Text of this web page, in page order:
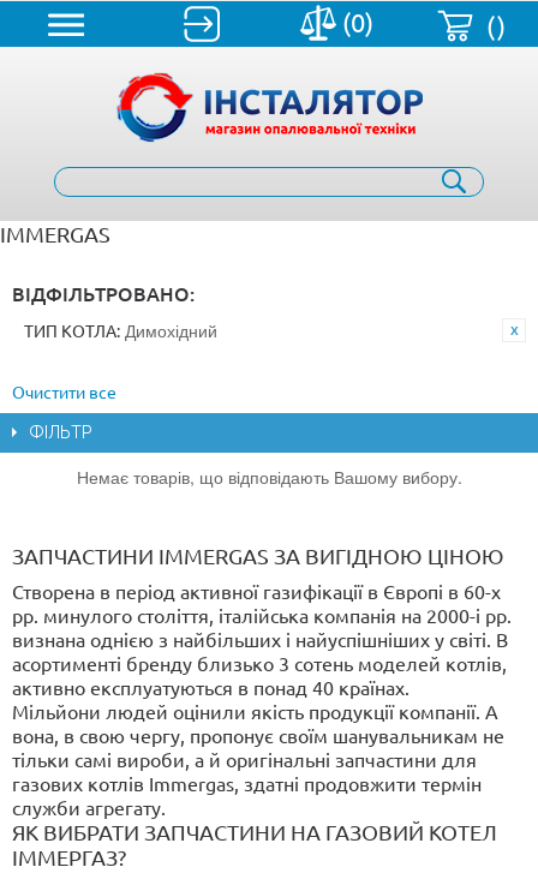
(0) ()
IMMERGAS
ВІДФІЛЬТРОВАНО:
ТИП КОТЛА: Димохідний
Очистити все
ФІЛЬТР
Немає товарів, що відповідають Вашому вибору.
ЗАПЧАСТИНИ IMMERGAS ЗА ВИГІДНОЮ ЦІНОЮ
Створена в період активної газифікації в Європі в 60-х
рр. минулого століття, італійська компанія на 2000-і рр.
визнана однією з найбільших і найуспішніших у світі. В
асортименті бренду близько 3 сотень моделей котлів,
активно експлуатуються в понад 40 країнах.
Мільйони людей оцінили якість продукції компанії. А
вона, в свою чергу, пропонує своїм шанувальникам не
тільки самі вироби, а й оригінальні запчастини для
газових котлів Immergas, здатні продовжити термін
служби агрегату.
ЯК ВИБРАТИ ЗАПЧАСТИНИ НА ГАЗОВИЙ КОТЕЛ
ІММЕРГАЗ?